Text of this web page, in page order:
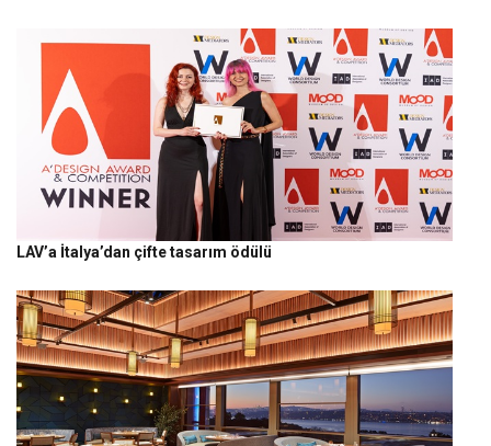
LAV’a İtalya’dan çifte tasarım ödülü